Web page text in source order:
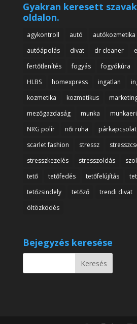
Gyakran keresett
oldalon.
agykontroll autó autókozmetika
autóápolás
divat dr cleaner
fertőtlenítés
fogyás fogyókúra
HLBS
homexpress ingatlan
kozmetika
kozmetikus
mezőgazdaság
munka
NRG polír
női ruha párkapcsolat
scarlet fashion
stressz
stresszkezelés
stresszoldás
tető
tetőfedés tetőfelújítás
tetőzsindely
tetőző trendi divat
öltözködés
Bejegyzés keresése